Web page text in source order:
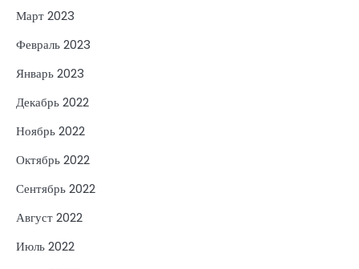
Март 2023
Февраль 2023
Январь 2023
Декабрь 2022
Ноябрь 2022
Октябрь 2022
Сентябрь 2022
Август 2022
Июль 2022